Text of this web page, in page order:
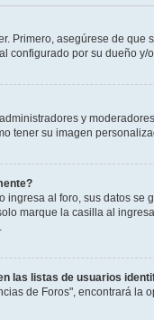
Primero, asegúrese de
configurado por su dueño
y
tener su imagen
ingresa al foro, sus datos se
marque la casilla al
las listas de usuarios
de Foros", encontrará la